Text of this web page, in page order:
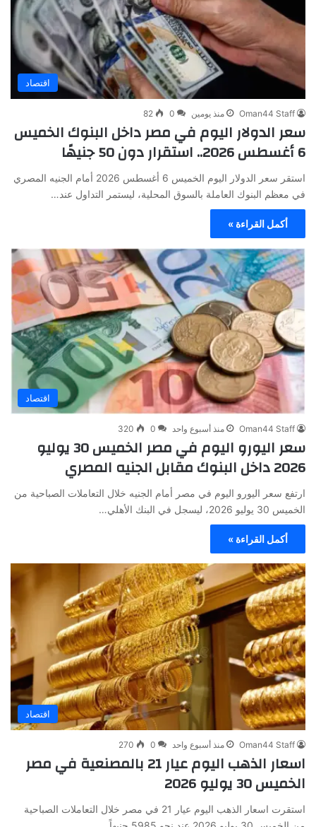
اقتصاد
Oman44 Staff منذ يومين 0
82
سعر الدولار اليوم في مصر داخل البنوك الخميس
6 أغسطس 2026.. استقرار دون 50 جنيهًا
استقر سعر الدولار اليوم الخميس 6 أغسطس 2026 أمام الجنيه المصري
في معظم البنوك العاملة بالسوق المحلية، ليستمر التداول عند…
أكمل القراءة »
اقتصاد
Oman44 Staff منذ أسبوع واحد 0
320
سعر اليورو اليوم في مصر الخميس 30 يوليو
2026 داخل البنوك مقابل الجنيه المصري
ارتفع سعر اليورو اليوم في مصر أمام الجنيه خلال التعاملات الصباحية من
الخميس 30 يوليو 2026، ليسجل في البنك الأهلي…
أكمل القراءة »
اقتصاد
Oman44 Staff منذ أسبوع واحد 0
270
اسعار الذهب اليوم عيار 21 بالمصنعية في مصر
الخميس 30 يوليو 2026
استقرت اسعار الذهب اليوم عيار 21 في مصر خلال التعاملات الصباحية